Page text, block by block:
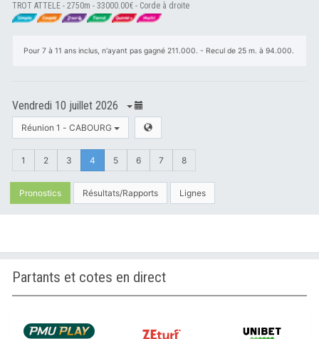
TROT ATTELE - 2750m - 33000.00€ - Corde à droite
Pour 7 à 11 ans inclus, n'ayant pas gagné 211.000. - Recul de 25 m. à 94.000.
Vendredi 10 juillet 2026
Réunion 1 - CABOURG
1 2 3 4 5 6 7 8
Pronostics Résultats/Rapports Lignes
Partants et cotes en direct